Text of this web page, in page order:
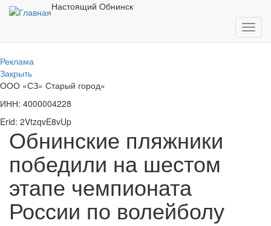
Перейти
содержанию
Настоящий Обнинск
Реклама
Закрыть
ООО «СЗ» Старый город»
ИНН: 4000004228
Erid: 2VtzqvE8vUp
Обнинские пляжники
победили на шестом
этапе чемпионата
России по волейболу